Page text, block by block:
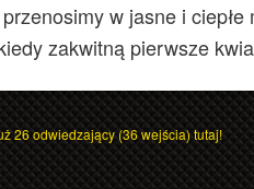
w jasne i
zakwitną pierwsze
26 odwiedzający (36 wejścia) tutaj!